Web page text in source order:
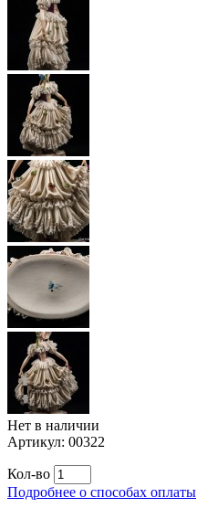
Нет в наличии
Артикул: 00322
Кол-во
Подробнее о способах оплаты